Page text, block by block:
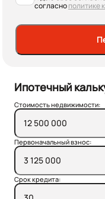
согласнополитике
Ипотечный
Стоимость недвижимости:
Первоначальный взнос:
Срок кредита: